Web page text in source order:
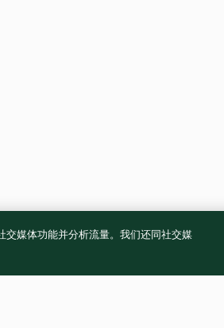
交媒体功能并分析流量。我们还同社交媒